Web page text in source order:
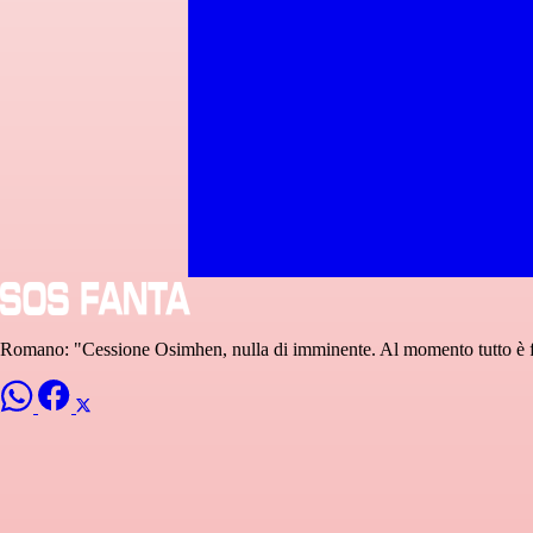
Romano: "Cessione Osimhen, nulla di imminente. Al momento tutto è